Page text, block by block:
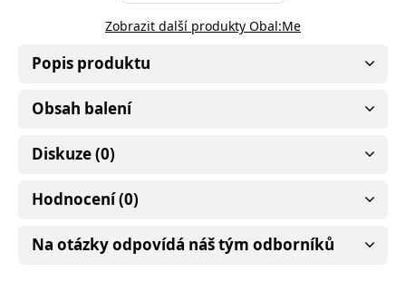
Zobrazit další produkty Obal:Me
Popis produktu
Obsah balení
Diskuze (0)
Hodnocení (0)
Na otázky odpovídá náš tým odborníků